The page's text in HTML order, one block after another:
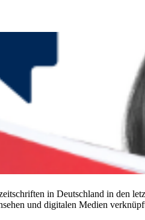
in Deutschland in den
und digitalen Medien